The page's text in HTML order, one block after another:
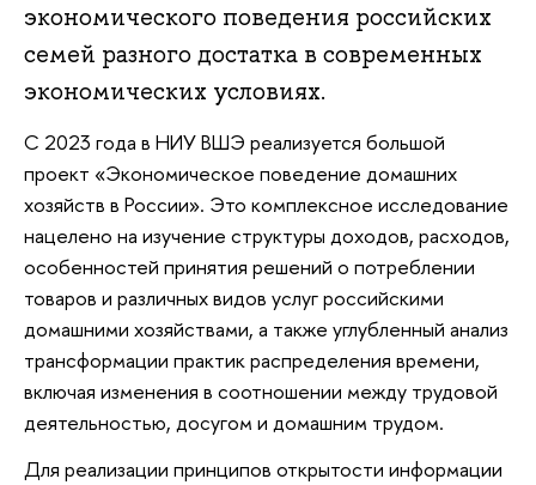
экономического поведения российских
семей разного достатка в современных
экономических условиях.
С 2023 года в НИУ ВШЭ реализуется большой
проект «Экономическое поведение домашних
хозяйств в России». Это комплексное исследование
нацелено на изучение структуры доходов, расходов,
особенностей принятия решений о потреблении
товаров и различных видов услуг российскими
домашними хозяйствами, а также углубленный анализ
трансформации практик распределения времени,
включая изменения в соотношении между трудовой
деятельностью, досугом и домашним трудом.
Для реализации принципов открытости информации